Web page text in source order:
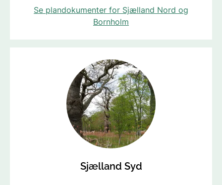
Se plandokumenter for Sjælland Nord og
Bornholm
Sjælland Syd